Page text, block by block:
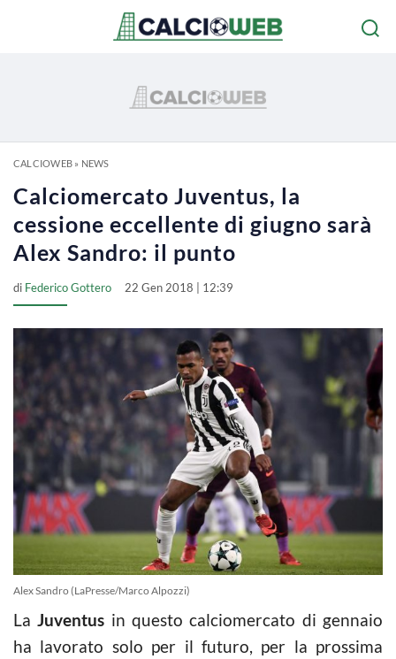
CALCIOWEB» NEWS
Calciomercato Juventus, la
cessione eccellente di giugno sarà
Alex Sandro: il punto
di Federico Gottero 22 Gen 2018 | 12:39
Alex Sandro (LaPresse/Marco Alpozzi)
LaJuventus in questo calciomercato di gennaio
ha lavorato solo per il futuro, per la prossima